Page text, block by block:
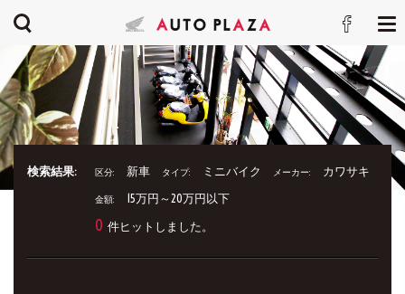
検索結果: 区分: 新車 タイプ: ミニバイク メーカー: カワサキ
金額: 15万円～20万円以下
0 件ヒットしました。